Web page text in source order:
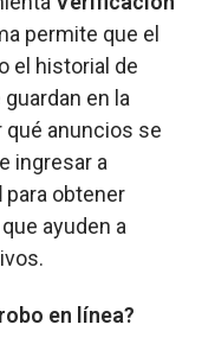
permite que el
el historial de
en la
qué anuncios se
ingresar a
para obtener
ayuden a
en línea?